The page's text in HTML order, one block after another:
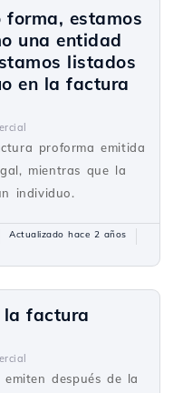
estamos
una entidad
listados
en la factura
proforma emitida
mientras que la
individuo.
Actualizado hace 2 años
la factura
después de la